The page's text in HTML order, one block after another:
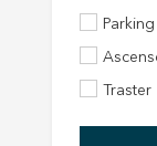
Parking
Traster